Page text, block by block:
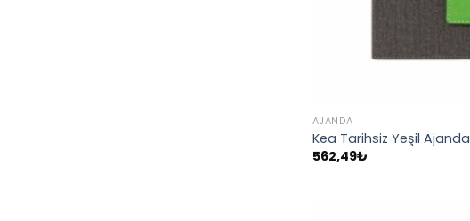
AJANDA
Kea Tarihsiz Yeşil Ajanda
562,49₺